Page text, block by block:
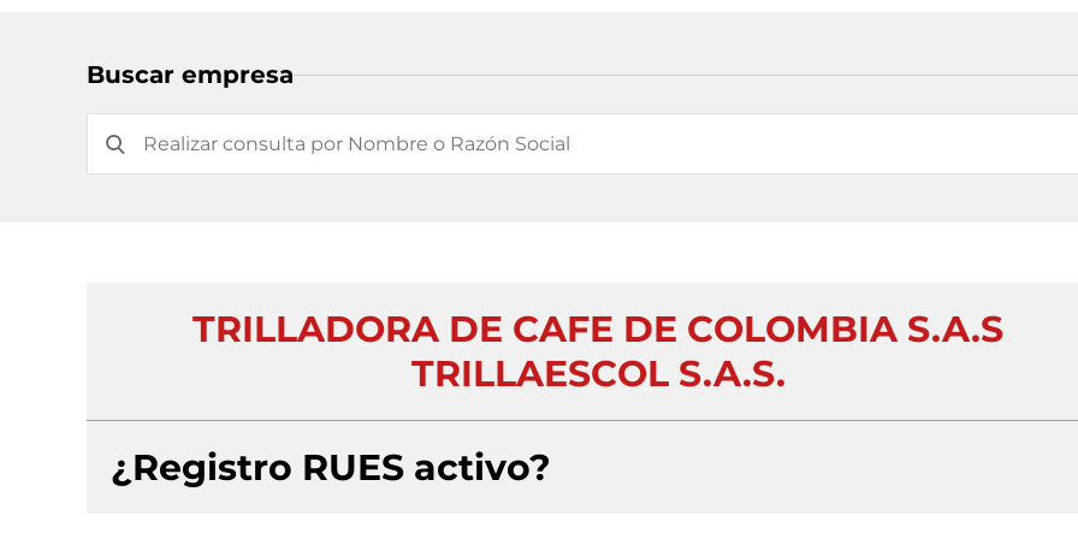
Buscar empresa
TRILLADORA DE CAFE DE COLOMBIA S.A.S
TRILLAESCOL S.A.S.
¿Registro RUES activo?